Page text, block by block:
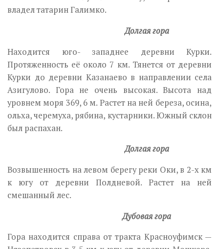
владел татарин Галимко.
Долгая гора
Находится юго- западнее деревни Курки.
Протяженность её около 7 км. Тянется от деревни
Курки до деревни Казанаево в направлении села
Азигулово. Гора не очень высокая. Высота над
уровнем моря 369, 6 м. Растет на ней береза, осина,
ольха, черемуха, рябина, кустарники. Южный склон
был распахан.
Долгая гора
Возвышенность на левом берегу реки Оки, в 2-х км
к югу от деревни Полдневой. Растет на ней
смешанный лес.
Дубовая гора
Гора находится справа от тракта Красноуфимск —